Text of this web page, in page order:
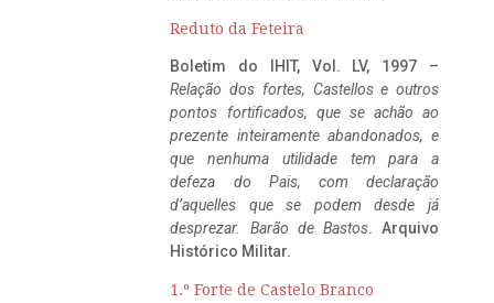
Reduto da Feteira
Boletim do IHIT, Vol. LV, 1997 –
Relação dos fortes, Castellos e outros
pontos fortificados, que se achão ao
prezente inteiramente abandonados, e
que nenhuma utilidade tem para a
defeza do Pais, com declaração
d’aquelles que se podem desde já
desprezar. Barão de Bastos. Arquivo
Histórico Militar.
1.º Forte de Castelo Branco